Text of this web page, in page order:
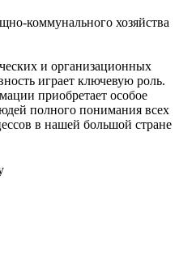
коммунального хозяйства
и организационных
играет ключевую роль.
приобретает особое
полного понимания всех
в нашей большой стране